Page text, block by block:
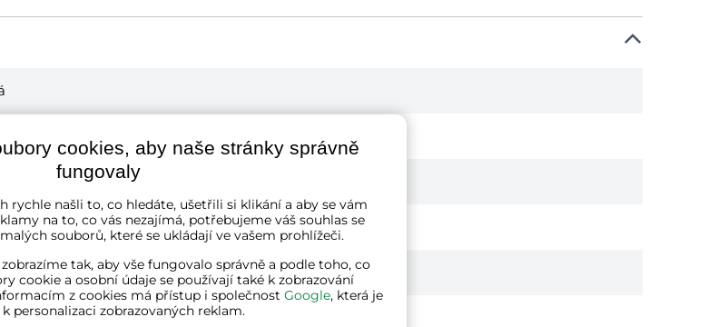
cookies, aby naše stránky správně
fungovaly
rychle našli to, co hledáte, ušetřili si klikání a aby se vám
na to, co vás nezajímá, potřebujeme váš souhlas se
souborů, které se ukládají ve vašem prohlížeči.
tak, aby vše fungovalo správně a podle toho, co
cookie a osobní údaje se používají také k zobrazování
z cookies má přístup i společnost Google, která je
personalizaci zobrazovaných reklam.